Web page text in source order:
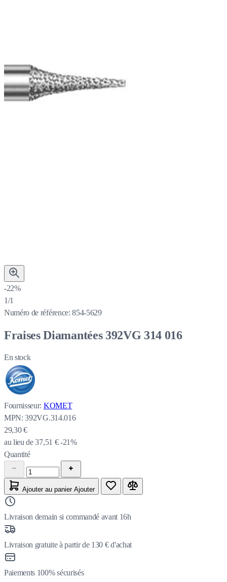
-22%
1/1
Numéro de référence: 854-5629
Fraises Diamantées 392VG 314 016
En stock
Fournisseur: KOMET
MPN: 392VG.314.016
29,30 €
au lieu de37,51 € -21%
Quantité
Ajouter au panier Ajouter
Livraison demain si commandé avant 16h
Livraison gratuite à partir de 130 € d'achat
Paiements 100% sécurisés